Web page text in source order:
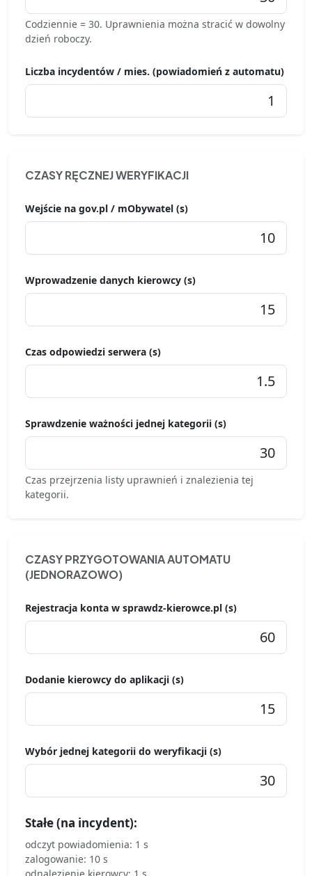
Codziennie = 30. Uprawnienia można stracić w dowolny
dzień roboczy.
Liczba incydentów / mies. (powiadomień z automatu)
CZASY RĘCZNEJ WERYFIKACJI
Wejście na gov.pl / mObywatel (s)
Wprowadzenie danych kierowcy (s)
Czas odpowiedzi serwera (s)
Sprawdzenie ważności jednej kategorii (s)
Czas przejrzenia listy uprawnień i znalezienia tej
kategorii.
CZASY PRZYGOTOWANIA AUTOMATU
(JEDNORAZOWO)
Rejestracja konta w sprawdz-kierowce.pl (s)
Dodanie kierowcy do aplikacji (s)
Wybór jednej kategorii do weryfikacji (s)
Stałe (na incydent):
odczyt powiadomienia: 1 s
zalogowanie: 10 s